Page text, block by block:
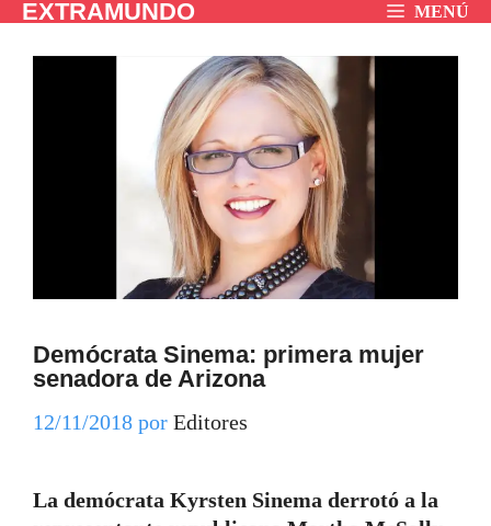
SaltarEXTRAMUNDO MENÚ
Demócrata Sinema: primera mujer
senadora de Arizona
12/11/2018 por Editores
La demócrata Kyrsten Sinema derrotó a la